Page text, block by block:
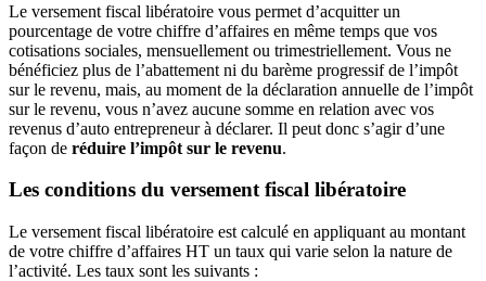
Le versement fiscal libératoire vous permet d’acquitter un
pourcentage de votre chiffre d’affaires en même temps que vos
cotisations sociales, mensuellement ou trimestriellement. Vous ne
bénéficiez plus de l’abattement ni du barème progressif de l’impôt
sur le revenu, mais, au moment de la déclaration annuelle de l’impôt
sur le revenu, vous n’avez aucune somme en relation avec vos
revenus d’auto entrepreneur à déclarer. Il peut donc s’agir d’une
façon de réduire l’impôt sur le revenu.
Les conditions du versement fiscal libératoire
Le versement fiscal libératoire est calculé en appliquant au montant
de votre chiffre d’affaires HT un taux qui varie selon la nature de
l’activité. Les taux sont les suivants :